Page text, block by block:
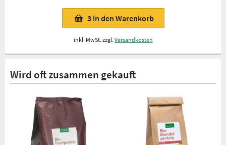
3 in den Warenkorb
inkl. MwSt. zzgl. Versandkosten
Wird oft zusammen gekauft